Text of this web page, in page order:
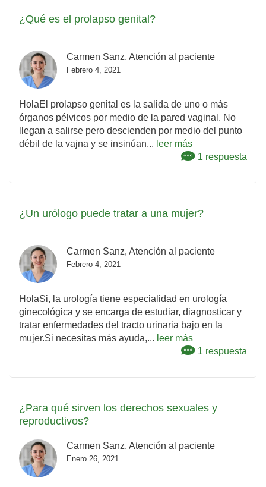
¿Qué es el prolapso genital?
Carmen Sanz, Atención al paciente
Febrero 4, 2021
HolaEl prolapso genital es la salida de uno o más
órganos pélvicos por medio de la pared vaginal. No
llegan a salirse pero descienden por medio del punto
débil de la vajna y se insinúan... leer más
1 respuesta
¿Un urólogo puede tratar a una mujer?
Carmen Sanz, Atención al paciente
Febrero 4, 2021
HolaSi, la urología tiene especialidad en urología
ginecológica y se encarga de estudiar, diagnosticar y
tratar enfermedades del tracto urinaria bajo en la
mujer.Si necesitas más ayuda,... leer más
1 respuesta
¿Para qué sirven los derechos sexuales y
reproductivos?
Carmen Sanz, Atención al paciente
Enero 26, 2021